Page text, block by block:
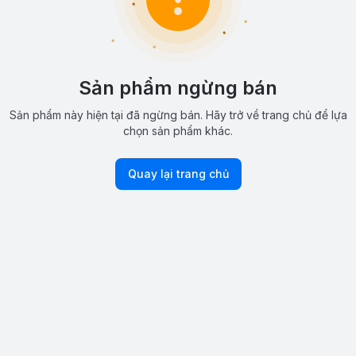
Sản phẩm ngừng bán
Sản phẩm này hiện tại đã ngừng bán. Hãy trở về trang chủ để lựa
chọn sản phẩm khác.
Quay lại trang chủ